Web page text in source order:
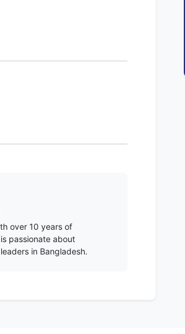
over 10 years of
passionate about
in Bangladesh.